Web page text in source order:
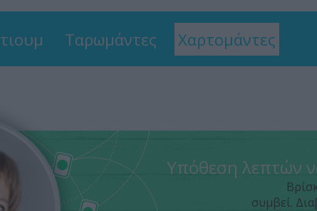
Ταρωμάντες Χαρτομάντες
Υπόθεση λεπτών
συμβεί.